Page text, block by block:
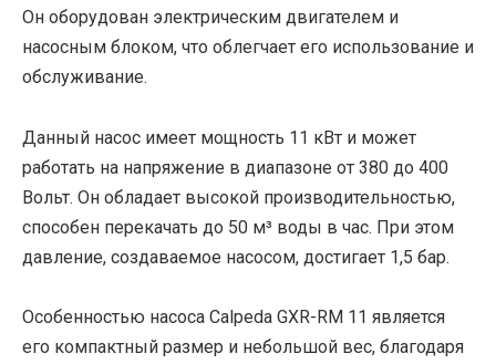
Он оборудован электрическим двигателем и
насосным блоком, что облегчает его использование и
обслуживание.
Данный насос имеет мощность 11 кВт и может
работать на напряжение в диапазоне от 380 до 400
Вольт. Он обладает высокой производительностью,
способен перекачать до 50 м³ воды в час. При этом
давление, создаваемое насосом, достигает 1,5 бар.
Особенностью насоса Calpeda GXR-RM 11 является
его компактный размер и небольшой вес, благодаря